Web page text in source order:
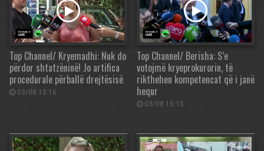
Top Channel/ Kryemadhi: Nuk do
përdor shtatzëninë! Jo artifica
procedurale përballë drejtësisë
03/08 15:16
Top Channel/ Berisha: S’e
votojmë kryeprokurorin, të
rikthehen kompetencat që i janë
hequr
03/08 15:15